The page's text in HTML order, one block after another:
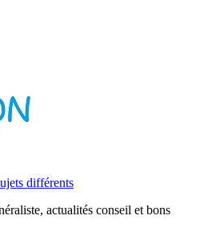
différents
actualités conseil et bons